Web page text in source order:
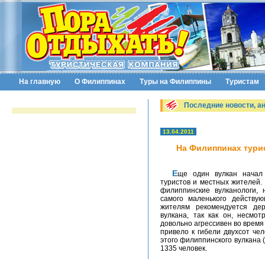
На главную О Филиппинах Туры на Филиппины Туристам
Последние новости,
13.04.2011
На Филиппинах
Еще один вулкан начал проявлять активность, угрожая безопасности
туристов и местных
филиппинские
самого маленького
жителям рекомендуется
вулкана, так как он,
довольно агрессивен во
привело к гибели двухсот
этого филиппинского вулкана
1335 человек.